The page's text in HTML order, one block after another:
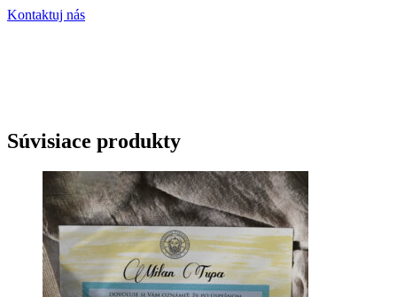
Kontaktuj nás
Súvisiace produkty